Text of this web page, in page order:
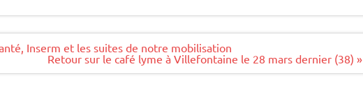
Inserm et les suites de notre mobilisation
Retour sur le café lyme à Villefontaine le 28 mars dernier (38) »